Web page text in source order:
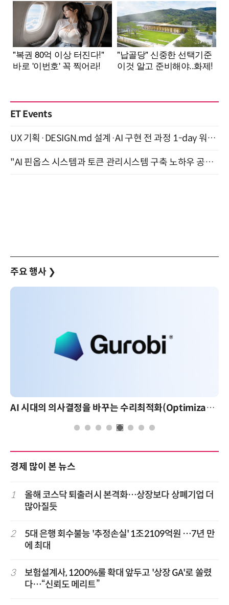
ET Events
UX 기획·DESIGN.md 설계·AI 구현 전 과정 1-day 워크숍 with Claude Code·Codex 9월 15일 개최
"AI 핀옵스 시스템과 토큰 관리시스템 구축 노하우 공개" 잠실 한국광고문화회관 2층 대회의실 (8/21)
주요 행사 ❯
AI 시대의 의사결정을 바꾸는 수리최적화(Optimization): 실제 산업 적용 사례와 활용 전략
경제 많이 본 뉴스
1
올해 코스닥 퇴출러시 본격화…상장보다 상폐기업 더
많아질듯
2
5대 은행 회수불능 '추정손실' 1조2109억원 …7년 만
에 최대
3
보험설계사, 1200%룰 확대 앞두고 '상장 GA'로 쏠렸
다…“신뢰도 메리트”